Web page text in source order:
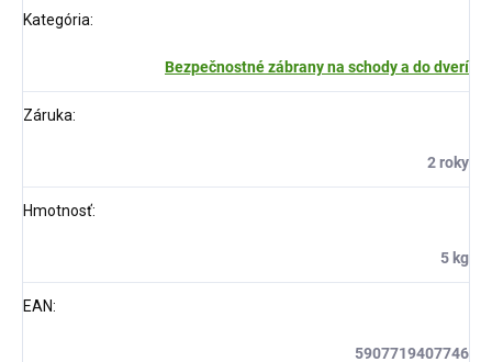
Kategória:
Bezpečnostné zábrany na schody a do dverí
Záruka:
2 roky
Hmotnosť:
5 kg
EAN:
5907719407746